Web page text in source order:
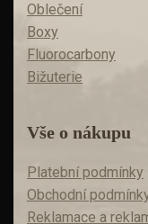
Oblečení
Boxy
Fluorocarbony
Bižuterie
Vše o nákupu
Platební podmínky
Obchodní
Reklamace a